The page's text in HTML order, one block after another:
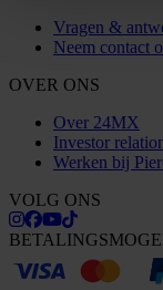
Vragen &
Neem contact
OVER ONS
Over 24MX
Investor
Werken bij
VOLG ONS